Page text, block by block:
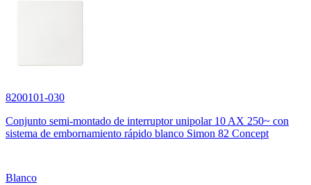
8200101-030
Conjunto semi-montado de interruptor unipolar 10 AX 250~ con
sistema de embornamiento rápido blanco Simon 82 Concept
Blanco